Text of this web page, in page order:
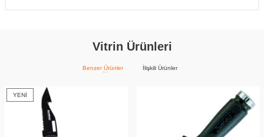
Vitrin Ürünleri
Benzer Ürünler İlişkili Ürünler
YENI